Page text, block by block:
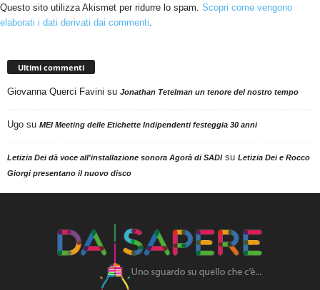
Questo sito utilizza Akismet per ridurre lo spam. Scopri come vengono
elaborati i dati derivati dai commenti.
Ultimi commenti
Giovanna Querci Favini su Jonathan Tetelman un tenore del nostro tempo
Ugo su MEI Meeting delle Etichette Indipendenti festeggia 30 anni
Letizia Dei dà voce all'installazione sonora Agorà di SADIsu Letizia Dei e Rocco
Giorgi presentano il nuovo disco